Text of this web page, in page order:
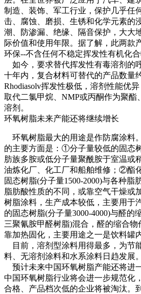
制造、装饰、军工行业，保护几乎任
击、腐蚀、磨损、生锈和化学元素的
潮、防渗漏、绝缘、隔音保护，大大
际价值和使用年限。据了解，此两款
环保--不含任何不稳定挥发性有机化合
如今，要求替代挥发性有毒溶剂的
十年内，复合材料可替代的产品数量
Rhodiasolv挥发性极低，溶剂性能优
取代二氯甲烷、NMP或丙酮作为聚酯
溶剂。
环氧树脂未来产能还将继续增长
环氧树脂最大的用途是作防腐涂料
的主要方面是：①分子量较低的固态
肪族多胺或低分子量聚酰胺于室温或
油炼化厂、化工厂和船舶维修；②酯
固态树脂(分子量1500-2000)与各种脂
脂肪酸性质的不同，或靠空气干燥或
树脂涂料，生产成本较低，主要用于
的固态树脂(分子量3000-4000)与醛的
三聚氰胺甲醛树脂)混合，醛的缩合物
靠加热固化，主要用途之一是饮料罐
目前，溶剂型涂料用得最多，为节
料、无溶剂涂料和水系涂料日趋发展。
预计未来中国环氧树脂产能还将进
中国环氧树脂行业将会进一步规范化
合格、产品档次低的企业将被淘汰。